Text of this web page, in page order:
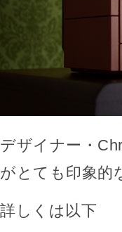
デザイナー・
がとても印象的
詳しくは以下